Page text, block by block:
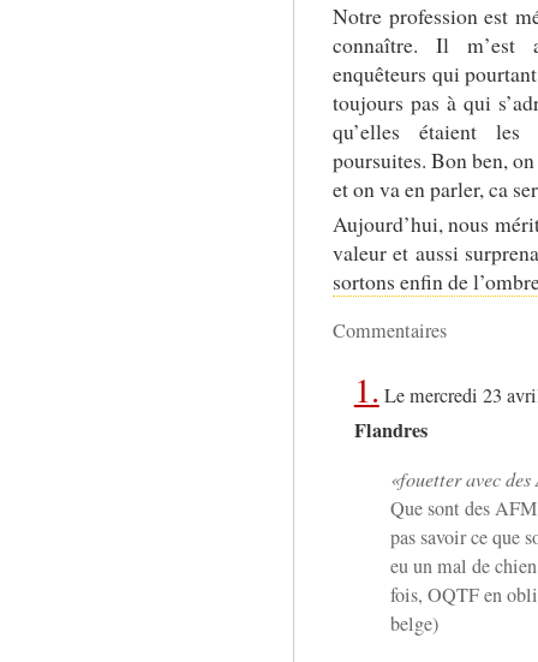
Notre profession est
connaître. Il m’est
enquêteurs qui
toujours pas à qui
qu’elles étaient les
poursuites. Bon ben,
et on va en parler, ca
Aujourd’hui, nous
valeur et aussi
sortons enfin de
Commentaires
1. Le mercredi 23
Flandres
fouetter avec
Que sont des
pas savoir ce que
eu un mal de
fois, OQTF en
belge)